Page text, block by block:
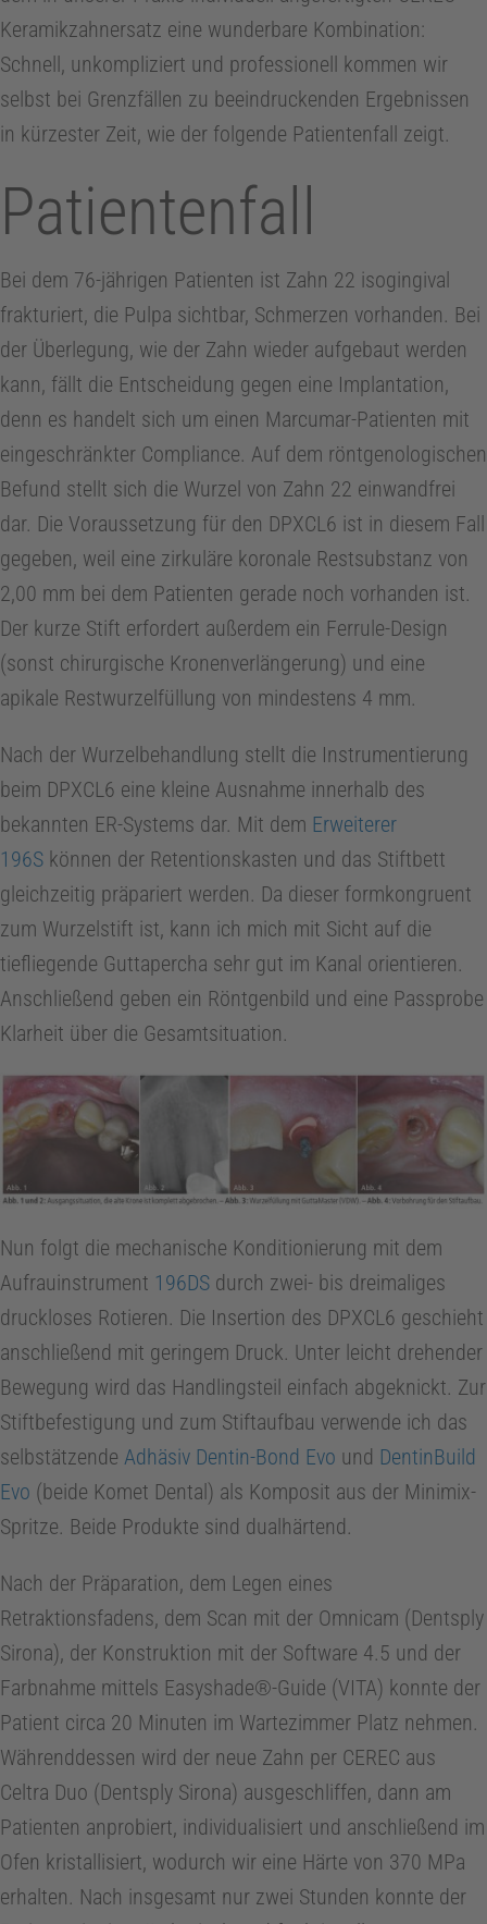
Keramikzahnersatz eine wunderbare Kombination:
Schnell, unkompliziert und professionell kommen wir
selbst bei Grenzfällen zu beeindruckenden Ergebnissen
in kürzester Zeit, wie der folgende Patientenfall zeigt.
Patientenfall
Bei dem 76-jährigen Patienten ist Zahn 22 isogingival
frakturiert, die Pulpa sichtbar, Schmerzen vorhanden. Bei
der Überlegung, wie der Zahn wieder aufgebaut werden
kann, fällt die Entscheidung gegen eine Implantation,
denn es handelt sich um einen Marcumar-Patienten mit
eingeschränkter Compliance. Auf dem röntgenologischen
Befund stellt sich die Wurzel von Zahn 22 einwandfrei
dar. Die Voraussetzung für den DPXCL6 ist in diesem Fall
gegeben, weil eine zirkuläre koronale Restsubstanz von
2,00 mm bei dem Patienten gerade noch vorhanden ist.
Der kurze Stift erfordert außerdem ein Ferrule-Design
(sonst chirurgische Kronenverlängerung) und eine
apikale Restwurzelfüllung von mindestens 4 mm.
Nach der Wurzelbehandlung stellt die Instrumentierung
beim DPXCL6 eine kleine Ausnahme innerhalb des
bekannten ER-Systems dar. Mit dem Erweiterer
196S können der Retentionskasten und das Stiftbett
gleichzeitig präpariert werden. Da dieser formkongruent
zum Wurzelstift ist, kann ich mich mit Sicht auf die
tiefliegende Guttapercha sehr gut im Kanal orientieren.
Anschließend geben ein Röntgenbild und eine Passprobe
Klarheit über die Gesamtsituation.
Nun folgt die mechanische Konditionierung mit dem
Aufrauinstrument 196DS durch zwei- bis dreimaliges
druckloses Rotieren. Die Insertion des DPXCL6 geschieht
anschließend mit geringem Druck. Unter leicht drehender
Bewegung wird das Handlingsteil einfach abgeknickt. Zur
Stiftbefestigung und zum Stiftaufbau verwende ich das
selbstätzende Adhäsiv Dentin-Bond Evo und DentinBuild
Evo (beide Komet Dental) als Komposit aus der Minimix-
Spritze. Beide Produkte sind dualhärtend.
Nach der Präparation, dem Legen eines
Retraktionsfadens, dem Scan mit der Omnicam (Dentsply
Sirona), der Konstruktion mit der Software 4.5 und der
Farbnahme mittels Easyshade®-Guide (VITA) konnte der
Patient circa 20 Minuten im Wartezimmer Platz nehmen.
Währenddessen wird der neue Zahn per CEREC aus
Celtra Duo (Dentsply Sirona) ausgeschliffen, dann am
Patienten anprobiert, individualisiert und anschließend im
Ofen kristallisiert, wodurch wir eine Härte von 370 MPa
erhalten. Nach insgesamt nur zwei Stunden konnte der